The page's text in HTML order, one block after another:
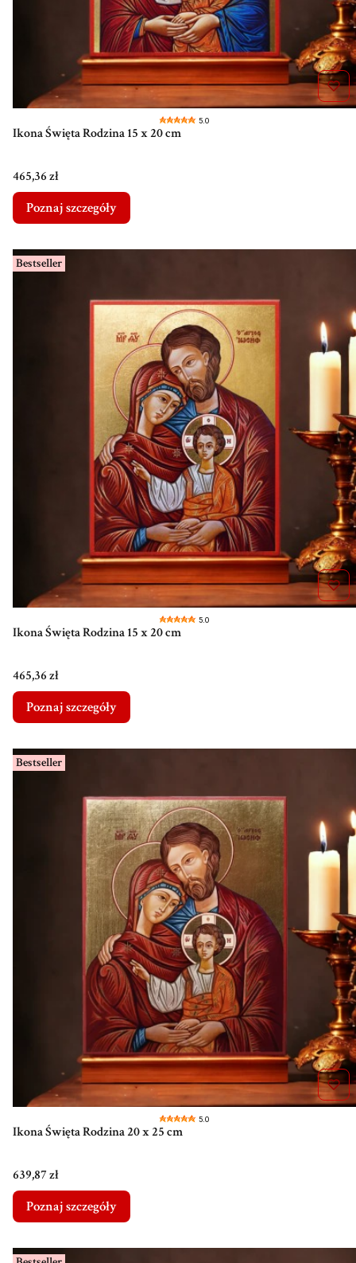
5.0
Ikona Święta Rodzina 15 x 20 cm
Cena
465,36 zł
Poznaj szczegóły
Bestseller
5.0
Ikona Święta Rodzina 15 x 20 cm
Cena
465,36 zł
Poznaj szczegóły
Bestseller
5.0
Ikona Święta Rodzina 20 x 25 cm
Cena
639,87 zł
Poznaj szczegóły